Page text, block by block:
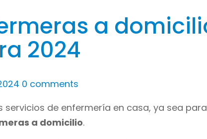
a
2024
0 comments
servicios de enfermería en casa, ya sea
a domicilio.